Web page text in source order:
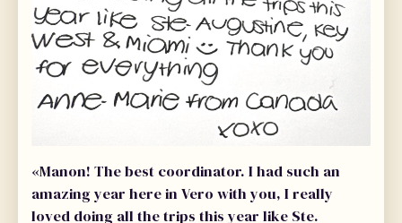
«Manon! The best coordinator. I had such an
amazing year here in Vero with you, I really
loved doing all the trips this year like Ste.